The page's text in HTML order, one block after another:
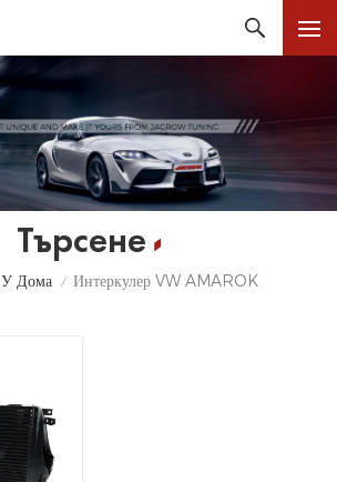
Търсене
У Дома / Интеркулер VW AMAROK